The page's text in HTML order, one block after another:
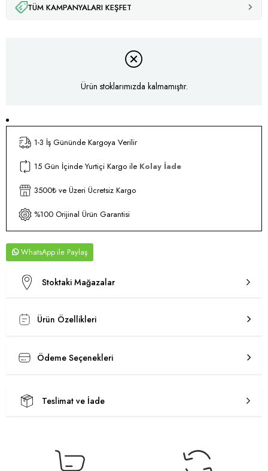
TÜM KAMPANYALARI KEŞFET
Ürün stoklarımızda kalmamıştır.
1-3 İş Gününde Kargoya Verilir
15 Gün İçinde Yurtiçi Kargo ile Kolay İade
3500₺ ve Üzeri Ücretsiz Kargo
%100 Orijinal Ürün Garantisi
WhatsApp
Stoktaki Mağazalar
Ürün Özellikleri
Ödeme Seçenekleri
Teslimat ve İade